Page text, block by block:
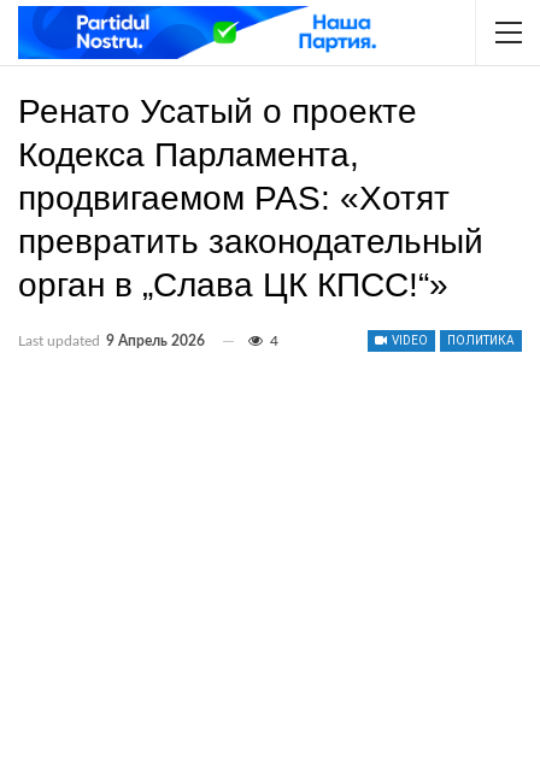
Ренато Усатый о проекте
Кодекса Парламента,
продвигаемом PAS: «Хотят
превратить законодательный
орган в „Слава ЦК КПСС!“»
VIDEO ПОЛИТИКА
Last updated 9 Апрель 2026 4